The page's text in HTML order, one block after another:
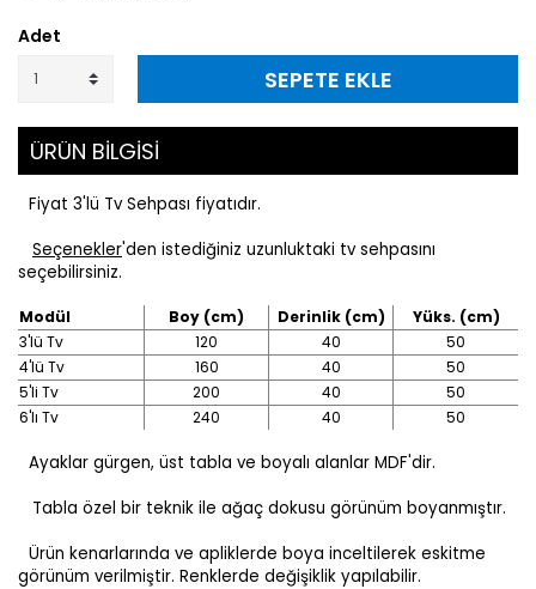
Adet
SEPETE EKLE
ÜRÜN BİLGİSİ
Fiyat 3'lü Tv Sehpası fiyatıdır.
Seçenekler'den istediğiniz uzunluktaki tv sehpasını
seçebilirsiniz.
Modül Boy (cm) Derinlik (cm)
Yüks. (cm)
3'lü Tv
120 40
50
4'lü Tv
160 40
50
5'li Tv
200 40
50
6'lı Tv
240 40 50
Ayaklar gürgen, üst tabla ve boyalı alanlar MDF'dir.
Tabla özel bir teknik ile ağaç dokusu görünüm boyanmıştır.
Ürün kenarlarında ve apliklerde boya inceltilerek eskitme
görünüm verilmiştir. Renklerde değişiklik yapılabilir.